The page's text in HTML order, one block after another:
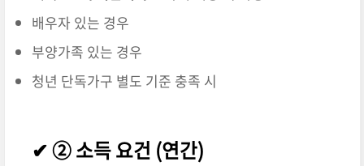
배우자 있는 경우
부양가족 있는 경우
청년 단독가구 별도 기준 충족 시
✔ ② 소득 요건 (연간)